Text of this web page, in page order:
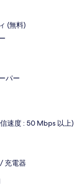
(無料)
パー
速度 : 50 Mbps 以上)
充電器